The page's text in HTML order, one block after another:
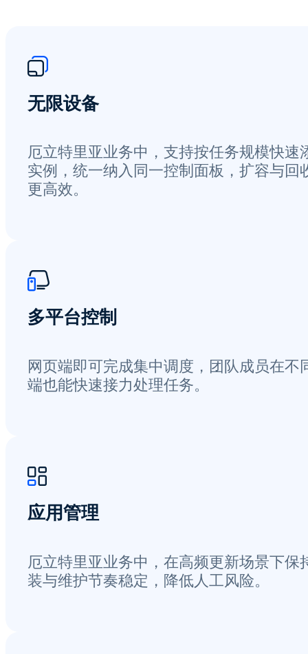
无限设备
厄立特里亚业务中，支持按任务规模快速
实例，统一纳入同一控制面板，扩容与回
更高效。
多平台控制
网页端即可完成集中调度，团队成员在不
端也能快速接力处理任务。
应用管理
厄立特里亚业务中，在高频更新场景下保
装与维护节奏稳定，降低人工风险。